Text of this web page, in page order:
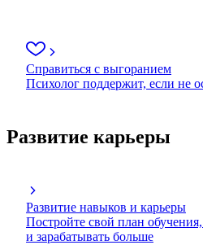
Справиться с выгоранием
Психолог поддержит, если не
Развитие карьеры
Развитие навыков и карьеры
Постройте свой план
и зарабатывать больше